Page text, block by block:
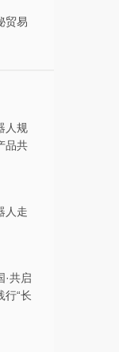
贸易
人规
品共
人走
·共启
“长